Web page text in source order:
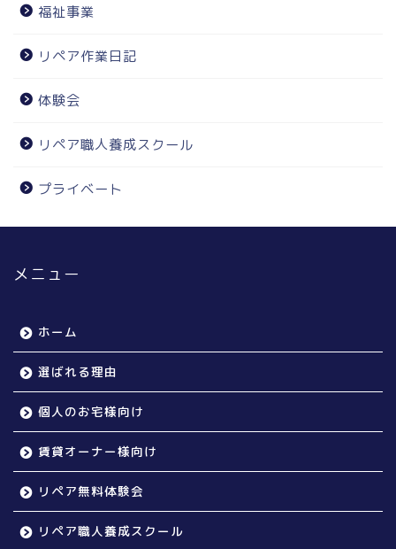
福祉事業
リペア作業日記
体験会
リペア職人養成スクール
プライベート
メニュー
ホーム
選ばれる理由
個人のお宅様向け
賃貸オーナー様向け
リペア無料体験会
リペア職人養成スクール